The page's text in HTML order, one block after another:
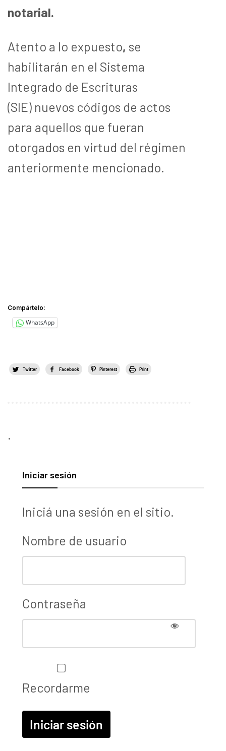
notarial.
Atento a lo expuesto, se
habilitarán en el Sistema
Integrado de Escrituras
(SIE) nuevos códigos de actos
para aquellos que fueran
otorgados en virtud del régimen
anteriormente mencionado.
Compártelo:
WhatsApp
Twitter Facebook Pinterest Print
.
Iniciar sesión
Iniciá una sesión en el sitio.
Nombre de usuario
Contraseña
Recordarme